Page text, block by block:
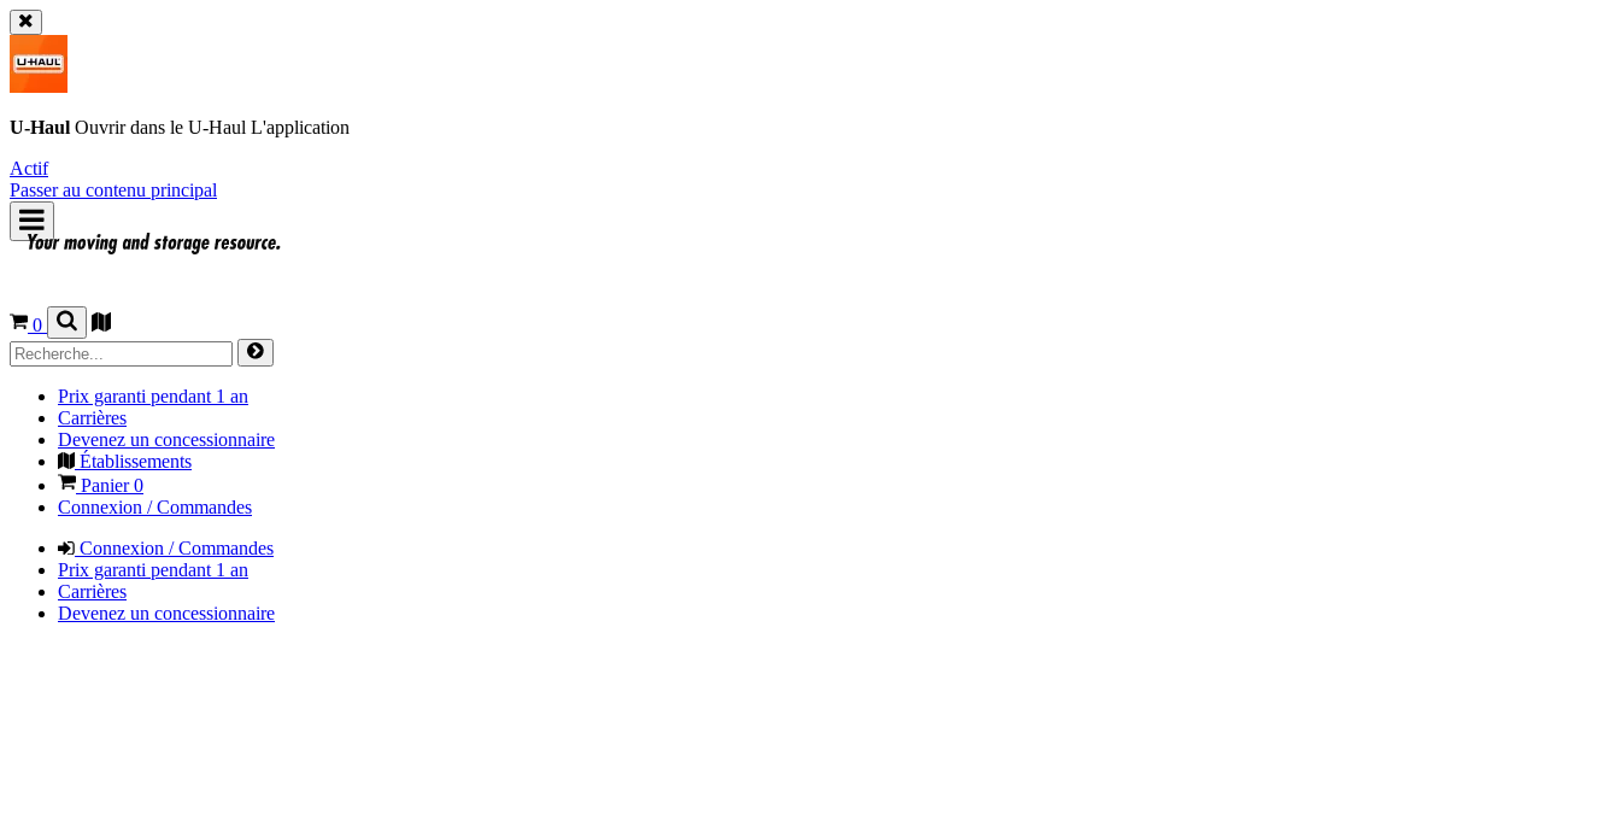
U-Haul Ouvrir dans le U-Haul L'application
Actif
Passer au contenu principal
0
Prix garanti pendant 1 an
Carrières
Devenez un concessionnaire
Établissements
Panier0
Connexion / Commandes
Connexion / Commandes
Prix garanti pendant 1 an
Carrières
Devenez un concessionnaire